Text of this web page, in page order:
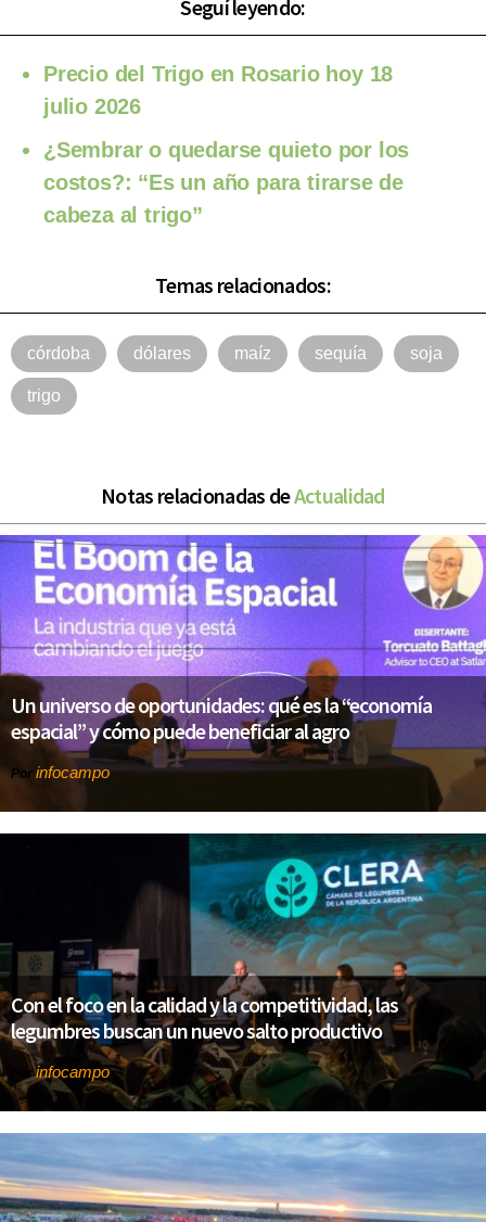
Seguí leyendo:
Precio del Trigo en Rosario hoy 18
julio 2026
¿Sembrar o quedarse quieto por los
costos?: “Es un año para tirarse de
cabeza al trigo”
Temas relacionados:
córdoba dólares maíz sequía soja
trigo
Notas relacionadas deActualidad
Un universo de oportunidades: qué es la “economía
espacial” y cómo puede beneficiar al agro
Por infocampo
Con el foco en la calidad y la competitividad, las
legumbres buscan un nuevo salto productivo
Porinfocampo